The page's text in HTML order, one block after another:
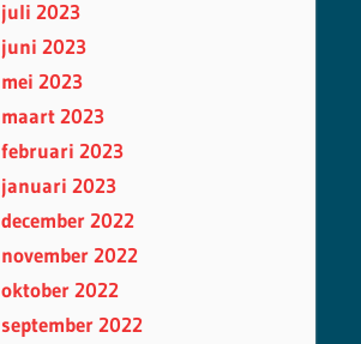
juli 2023
juni 2023
mei 2023
maart 2023
februari 2023
januari 2023
december 2022
november 2022
oktober 2022
september 2022